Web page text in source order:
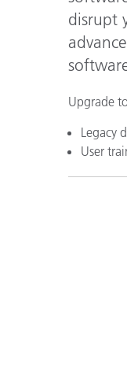
disrupt
Upgrade
Legacy
User